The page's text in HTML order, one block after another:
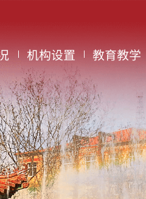
机构设置 教育教学